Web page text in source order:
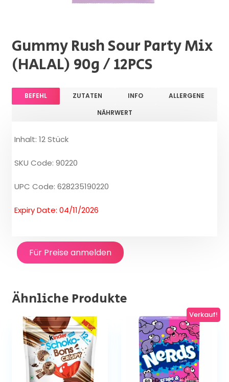
Gummy Rush Sour Party Mix
(HALAL) 90g / 12PCS
BEFEHL ZUTATEN INFO
ALLERGENE
NÄHRWERT
Inhalt: 12 Stück
SKU Code: 90220
UPC Code: 628235190220
Expiry Date: 04/11/2026
Für Preise anmelden
Ähnliche Produkte
Verkauf!